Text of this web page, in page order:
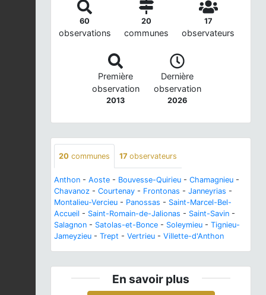
60
observations
20
communes
17
observateurs
Première
observation
2013
Dernière
observation
2026
20 communes 17 observateurs
Anthon - Aoste - Bouvesse-Quirieu - Chamagnieu -
Chavanoz - Courtenay - Frontonas - Janneyrias -
Montalieu-Vercieu - Panossas - Saint-Marcel-Bel-
Accueil - Saint-Romain-de-Jalionas - Saint-Savin -
Salagnon - Satolas-et-Bonce - Soleymieu - Tignieu-
Jameyzieu - Trept - Vertrieu - Villette-d'Anthon
En savoir plus